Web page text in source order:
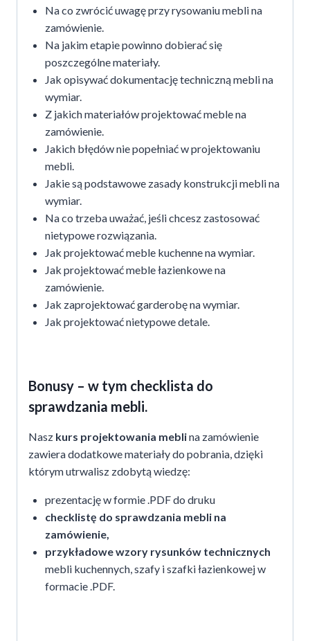
Na co zwrócić uwagę przy rysowaniu mebli na
zamówienie.
Na jakim etapie powinno dobierać się
poszczególne materiały.
Jak opisywać dokumentację techniczną mebli na
wymiar.
Z jakich materiałów projektować meble na
zamówienie.
Jakich błędów nie popełniać w projektowaniu
mebli.
Jakie są podstawowe zasady konstrukcji mebli na
wymiar.
Na co trzeba uważać, jeśli chcesz zastosować
nietypowe rozwiązania.
Jak projektować meble kuchenne na wymiar.
Jak projektować meble łazienkowe na
zamówienie.
Jak zaprojektować garderobę na wymiar.
Jak projektować nietypowe detale.
Bonusy – w tym checklista do
sprawdzania mebli.
Nasz kurs projektowania meblina zamówienie
zawiera dodatkowe materiały do pobrania, dzięki
którym utrwalisz zdobytą wiedzę:
prezentację w formie .PDF do druku
checklistę do sprawdzania mebli na
zamówienie,
przykładowe wzory rysunków technicznych
mebli kuchennych, szafy i szafki łazienkowej w
formacie .PDF.